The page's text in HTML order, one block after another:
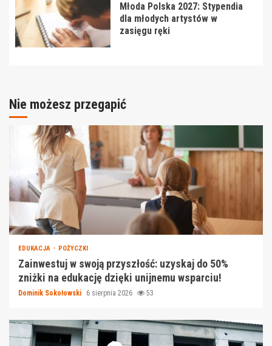
Młoda Polska 2027: Stypendia
dla młodych artystów w
zasięgu ręki
Nie możesz przegapić
EDUKACJA POŻYCZKI
Zainwestuj w swoją przyszłość: uzyskaj do 50%
zniżki na edukację dzięki unijnemu wsparciu!
Dominik Sokołowski 6 sierpnia 2026 53